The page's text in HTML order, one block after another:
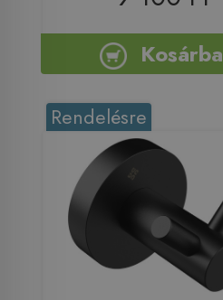
Kosárba
Rendelésre